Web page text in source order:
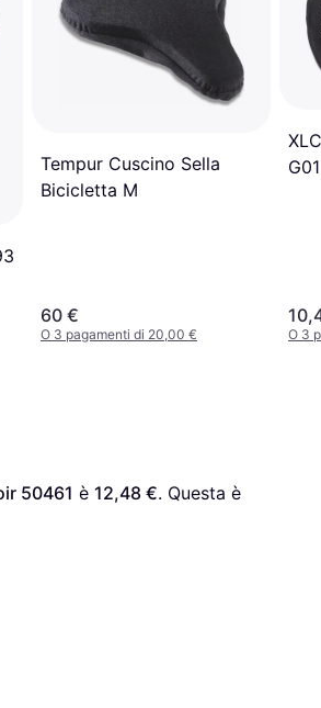
Tempur Cuscino Sella
Bicicletta M
60 €
O 3 pagamenti di 20,00 € O 3
50461 è 12,48 €. Questa è